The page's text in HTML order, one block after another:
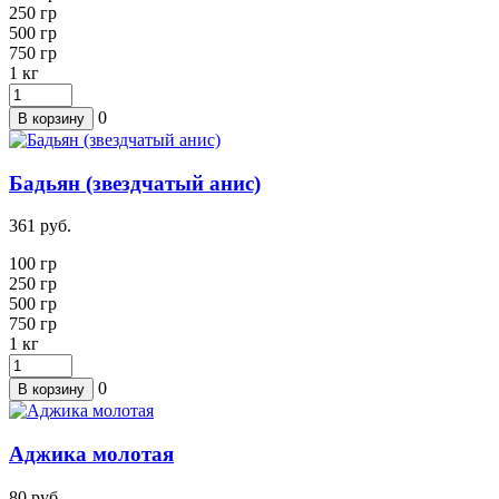
250 гр
500 гр
750 гр
1 кг
В корзину 0
Бадьян (звездчатый анис)
361 руб.
100 гр
250 гр
500 гр
750 гр
1 кг
В корзину 0
Аджика молотая